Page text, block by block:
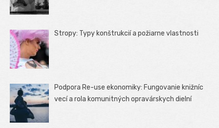
Stropy: Typy konštrukcií a požiarne vlastnosti
Podpora Re-use ekonomiky: Fungovanie knižníc
vecí a rola komunitných opravárskych dielní